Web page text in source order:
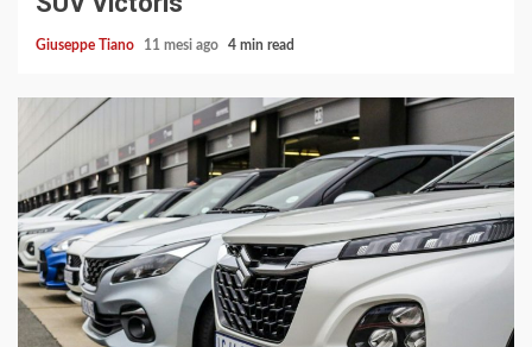
Giuseppe Tiano 11 mesi ago 4 min read